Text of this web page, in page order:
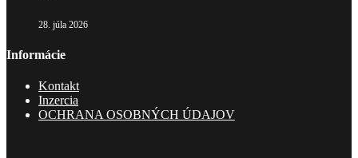
28. júla 2026
Informácie
Kontakt
Inzercia
OCHRANA OSOBNÝCH ÚDAJOV